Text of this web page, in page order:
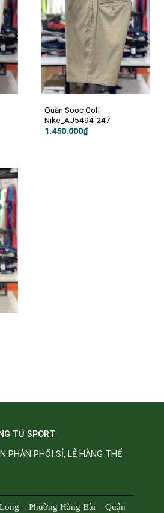
Quần Sooc Golf
Nike_AJ5494-247
1.450.000₫
TỬ SPORT
PHÂN PHỐI SỈ, LẺ HÀNG THỂ
– Phường Hàng Bài – Quận